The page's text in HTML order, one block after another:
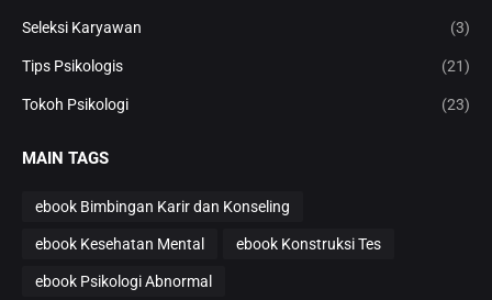
Seleksi Karyawan (3)
Tips Psikologis (21)
Tokoh Psikologi (23)
MAIN TAGS
ebook Bimbingan Karir dan Konseling
ebook Kesehatan Mental ebook Konstruksi Tes
ebook Psikologi Abnormal